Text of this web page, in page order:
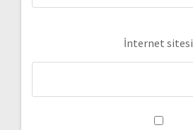
İnternet sitesi